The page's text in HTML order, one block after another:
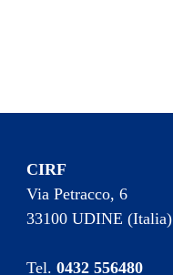
CIRF
Via Petracco, 6
33100 UDINE (Italia)
Tel.0432 556480